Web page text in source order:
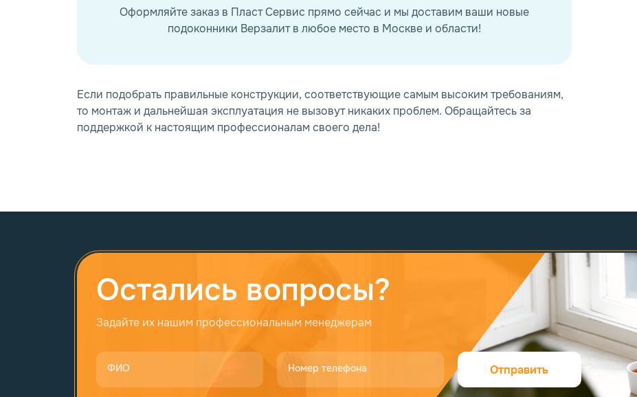
Оформляйте заказ в Пласт Сервис прямо сейчас и мы доставим ваши новые
подоконники Верзалит в любое место в Москве и области!
Если подобрать правильные конструкции, соответствующие самым высоким требованиям,
то монтаж и дальнейшая эксплуатация не вызовут никаких проблем. Обращайтесь за
поддержкой к настоящим профессионалам своего дела!
Остались вопросы?
Задайте их нашим профессиональным менеджерам
ФИО Номер телефона Отправить